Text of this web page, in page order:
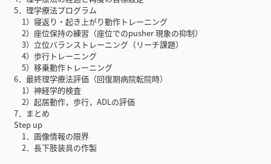
5．理学療法プログラム
1）寝返り・起き上がり動作トレーニング
2）座位保持の練習（座位でのpusher 現象の抑制）
3）立位バランストレーニング（リーチ課題）
4）歩行トレーニング
5）移乗動作トレーニング
6．最終理学療法評価（回復期病院転院時）
1）神経学的検査
2）起居動作，歩行，ADLの評価
7．まとめ
Step up
1．画像情報の限界
2．長下肢装具の作製